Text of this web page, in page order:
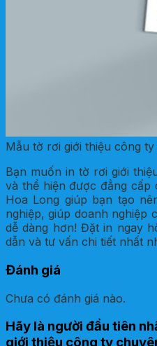
Mẫu tờ rơi giới thiệu công
Bạn muốn in tờ rơi giới
và thể hiện được đẳng
Hoa Long giúp bạn tạo
nghiệp, giúp doanh nghiệp
dễ dàng hơn! Đặt in ngay
dẫn và tư vấn chi tiết nhất
Đánh giá
Chưa có đánh giá nào.
Hãy là người đầu tiên
giới thiệu công ty